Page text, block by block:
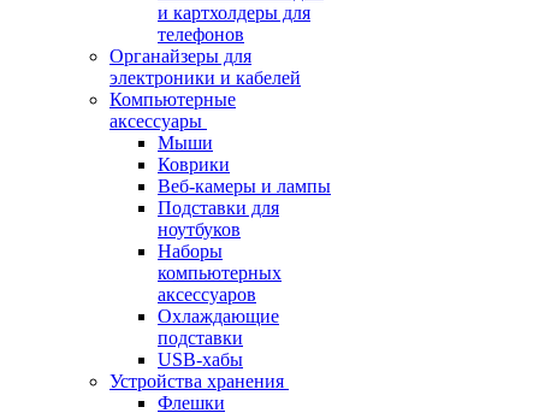
и картхолдеры для
телефонов
Органайзеры для
электроники и кабелей
Компьютерные
аксессуары
Мыши
Коврики
Веб-камеры и лампы
Подставки для
ноутбуков
Наборы
компьютерных
аксессуаров
Охлаждающие
подставки
USB-хабы
Устройства хранения
Флешки